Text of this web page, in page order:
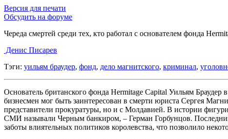
Версия для печати
Обсудить на форуме
Череда смертей среди тех, кто работал с основателем фонда
Денис Писарев
Тэги: уильям браудер, фонд, дело магнитского, криминал,
Основатель британского фонда Hermitage Capital Уильям
бизнесмен мог быть заинтересован в смерти юриста Сергея
представители прокуратуры, но и с Молдавией. В истории
СМИ называли Черным банкиром, – Герман Горбунцов.
заботы влиятельных политиков королевства, что позволило